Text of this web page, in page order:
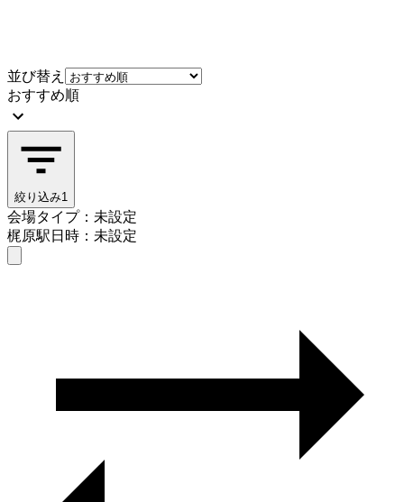
並び替え
おすすめ順
絞り込み1
会場タイプ：未設定
梶原駅日時：未設定